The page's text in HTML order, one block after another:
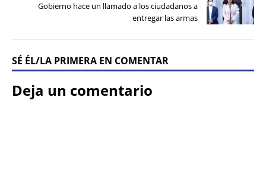
Gobierno hace un llamado a los ciudadanos a
entregar las armas
SÉ ÉL/LA PRIMERA EN COMENTAR
Deja un comentario